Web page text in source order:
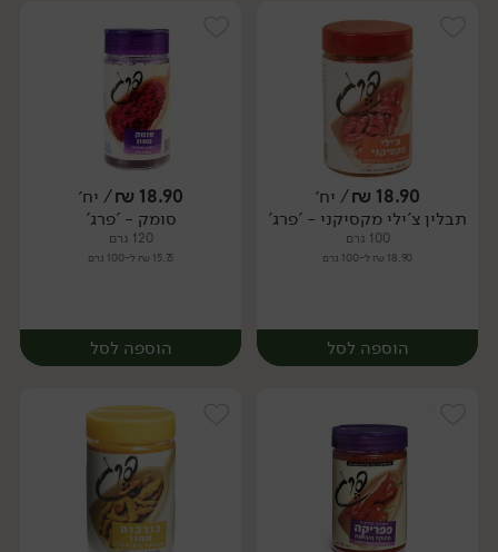
יח׳ יח׳
18.90
₪/ יח׳
תבלין צ'ילי מקסיקני - 'פרג'
100 גרם
18.90 ₪ ל-100 גרם
הוספה לסל
18.90
₪/ יח׳
סומק - 'פרג'
120 גרם
15.75 ₪ ל-100 גרם
הוספה לסל